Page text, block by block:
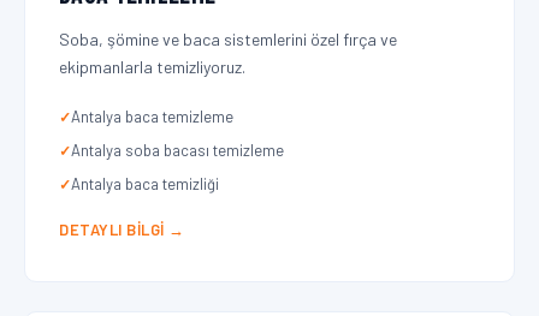
Soba, şömine ve baca sistemlerini özel fırça ve
ekipmanlarla temizliyoruz.
Antalya baca temizleme
Antalya soba bacası temizleme
Antalya baca temizliği
DETAYLI BILGI →